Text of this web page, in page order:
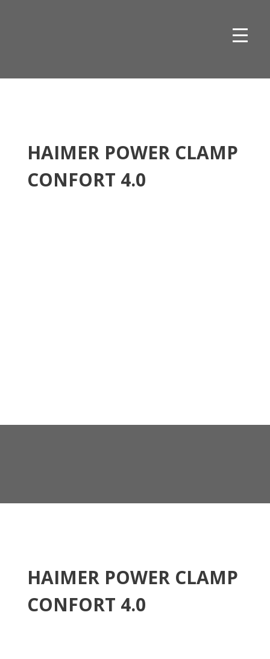
HAIMER POWER CLAMP
CONFORT 4.0
HAIMER POWER CLAMP
CONFORT 4.0